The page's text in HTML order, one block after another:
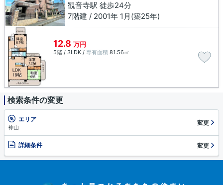
観音寺駅 徒歩24分
7階建 / 2001年 1月(築25年)
12.8 万円
5階 / 3LDK / 専有面積 81.56㎡
検索条件の変更
エリア
神山
変更
詳細条件 変更